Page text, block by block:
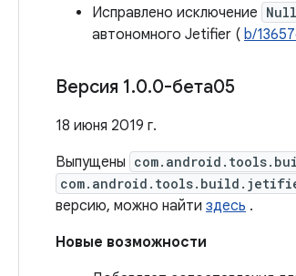
Исправлено исключение
автономного Jetifier ( b/
Версия 1.0.0-бета05
18 июня 2019 г.
Выпущены
версию, можно найти здесь .
Новые возможности